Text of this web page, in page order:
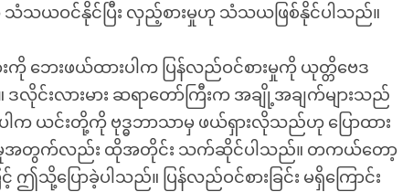
သယဝင်နိုင်ပြီး လှည့်စားမှုဟု သံသယဖြစ်နိုင်ပါသည်။
ဘေးဖယ်ထားပါက ပြန်လည်ဝင်စားမှုကို ယုတ္တိဗေဒ
ဒလိုင်းလားမား ဆရာတော်ကြီးက အချို့အချက်များသည်
က ယင်းတို့ကို ဗုဒ္ဓဘာသာမှ ဖယ်ရှားလိုသည်ဟု ပြောထား
းမှုအတွက်လည်း ထိုအတိုင်း သက်ဆိုင်ပါသည်။ တကယ်တော့
ြောခဲ့ပါသည်။ ပြန်လည်ဝင်စားခြင်း မရှိကြောင်း